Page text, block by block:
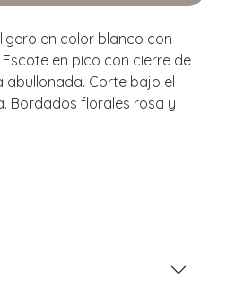
en color blanco con
en pico con cierre de
Corte bajo el
Bordados florales rosa y